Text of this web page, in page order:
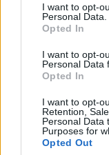
I want to opt-
Personal Data.
Opted In
I want to opt-
Personal Data
Opted In
I want to opt-
Retention,
Personal Data
Purposes for
Opted Out
Confronto di
Il fatturato di
in linea con la
Elaborazione sui
divisione ATECO a